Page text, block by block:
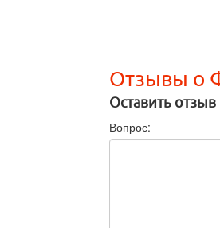
Отзывы о
Оставить отзыв
Вопрос: